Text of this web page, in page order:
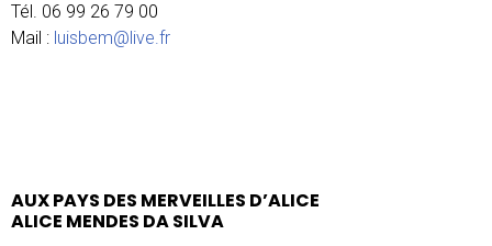
Tél. 06 99 26 79 00
Mail : luisbem@live.fr
AUX PAYS DES MERVEILLES D’ALICE
ALICE MENDES DA SILVA